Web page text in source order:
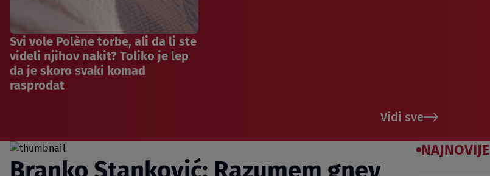
Svi vole Polène torbe, ali da li ste
videli njihov nakit? Toliko je lep
da je skoro svaki komad
rasprodat
Vidi sve
NAJNOVIJE